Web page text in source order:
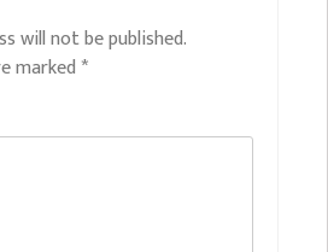
will not be published.
marked *